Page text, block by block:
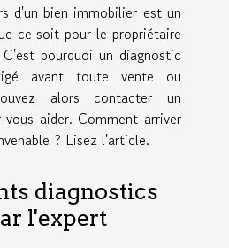
d'un bien immobilier est un
ce soit pour le propriétaire
pourquoi un diagnostic
avant toute vente ou
alors contacter un
vous aider. Comment arriver
? Lisez l'article.
diagnostics
l'expert